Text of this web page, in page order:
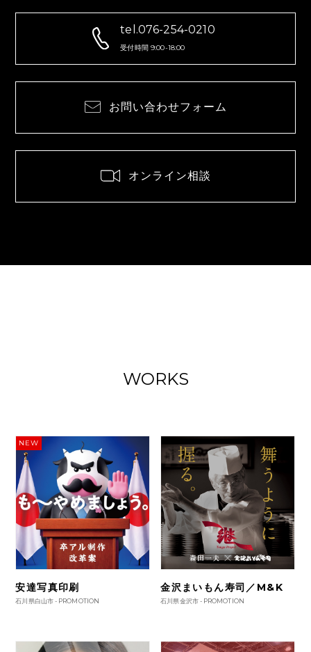
tel.076-254-0210
受付時間 9:00-18:00
お問い合わせフォーム
オンライン相談
WORKS
NEW
安達写真印刷
石川県白山市 - PROMOTION
金沢まいもん寿司／M&K
石川県金沢市 - PROMOTION